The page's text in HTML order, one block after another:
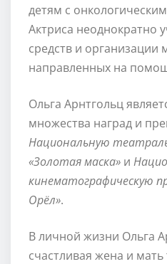
детям с
Актриса неоднократно
средств и организации
направленных на
Ольга Арнтгольц
множества наград и
Национальную
«Золотая маска» и
кинематографическую
Орёл».
В личной жизни Ольга
счастливая жена и